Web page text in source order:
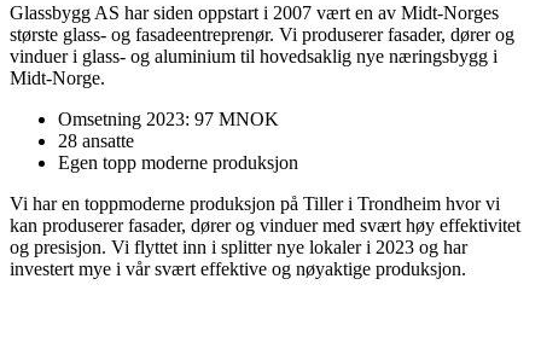
Glassbygg AS har siden oppstart i 2007 vært en av Midt-Norges
største glass- og fasadeentreprenør. Vi produserer fasader, dører og
vinduer i glass- og aluminium til hovedsaklig nye næringsbygg i
Midt-Norge.
Omsetning 2023: 97 MNOK
28 ansatte
Egen topp moderne produksjon
Vi har en toppmoderne produksjon på Tiller i Trondheim hvor vi
kan produserer fasader, dører og vinduer med svært høy effektivitet
og presisjon. Vi flyttet inn i splitter nye lokaler i 2023 og har
investert mye i vår svært effektive og nøyaktige produksjon.